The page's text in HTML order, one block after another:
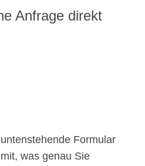
Anfrage direkt
Formular
was genau Sie